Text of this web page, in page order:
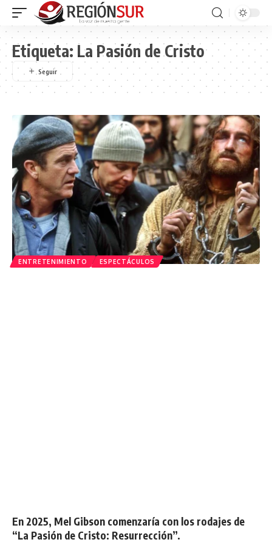
Etiqueta: La Pasión de Cristo
ENTRETENIMIENTO ESPECTÁCULOS
En 2025, Mel Gibson comenzaría con los rodajes de
“La Pasión de Cristo: Resurrección”.